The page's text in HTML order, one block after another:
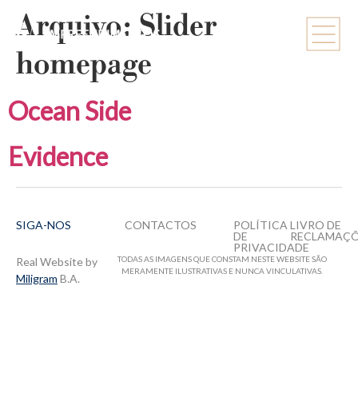
Arquivo: Slider
homepage
Ocean Side
Evidence
SIGA-NOS CONTACTOS
POLÍTICA
DE
PRIVACIDADE
LIVRO DE
Real Website by
Miligram B.A.
TODAS AS IMAGENS QUE CONSTAM NESTE WEBSITE SÃO
MERAMENTE ILUSTRATIVAS E NUNCA VINCULATIVAS.